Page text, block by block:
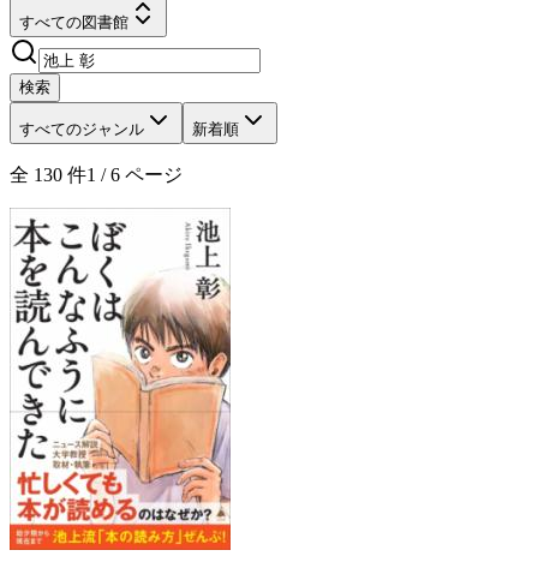
すべての図書館
検索
すべてのジャンル 新着順
全 130 件1 /6 ページ